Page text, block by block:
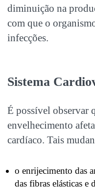
diminuição na
com que o
infecções.
Sistema
É possível observar
envelhecimento
cardíaco. Tais
o enrijecimento das
das fibras elásticas e